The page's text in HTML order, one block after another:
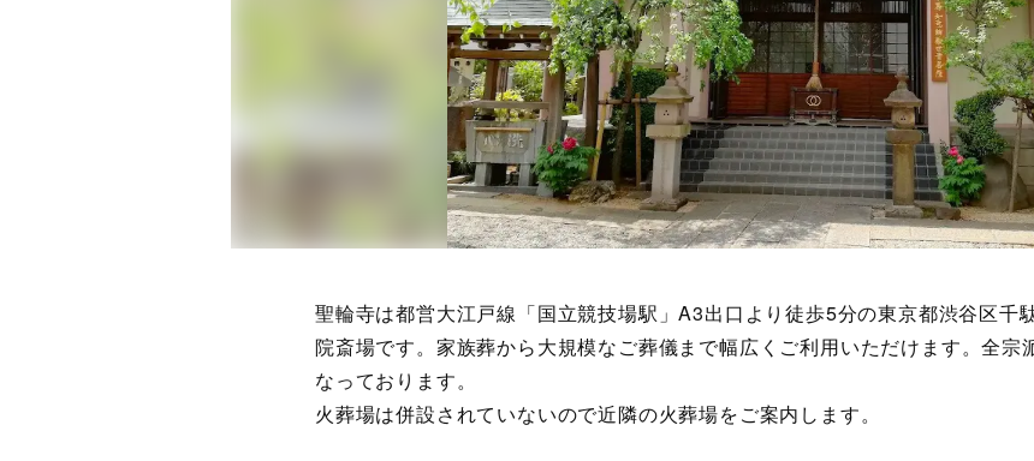
聖輪寺は都営大江戸線「国立競技場駅」A3出口より徒歩5分の東京都渋谷区千
院斎場です。家族葬から大規模なご葬儀まで幅広くご利用いただけます。全宗
なっております。
火葬場は併設されていないので近隣の火葬場をご案内します。